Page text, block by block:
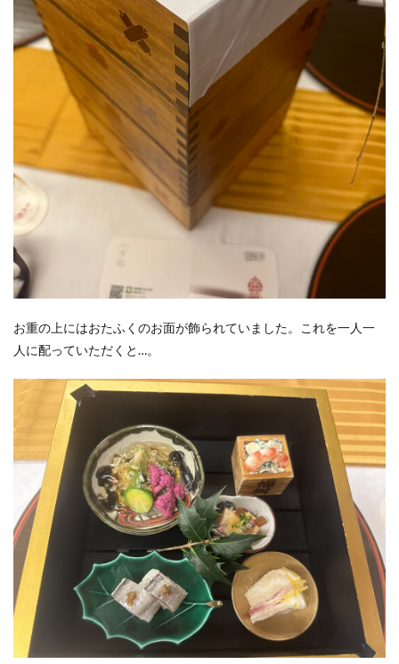
お重の上にはおたふくのお面が飾られていました。これを一人一
人に配っていただくと…。